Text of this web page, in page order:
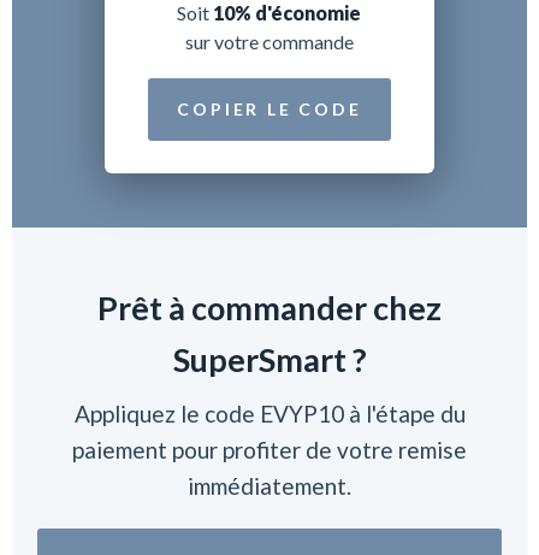
Soit 10% d'économie
sur votre commande
COPIER LE CODE
Prêt à commander chez
SuperSmart ?
Appliquez le code EVYP10 à l'étape du
paiement pour profiter de votre remise
immédiatement.